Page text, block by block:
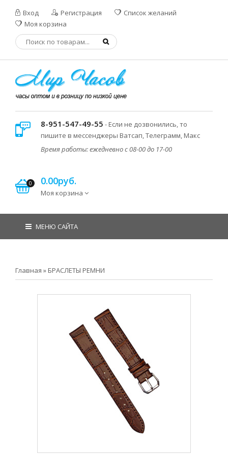
Вход Регистрация
Список желаний
Моя корзина
8-951-547-49-55 - Если не дозвонились, то
пишите в мессенджеры Ватсап, Телеграмм, Макс
Время работы: ежедневно с 08-00 до 17-00
0 0.00руб.
Моя корзина
МЕНЮ САЙТА
Главная » БРАСЛЕТЫ РЕМНИ